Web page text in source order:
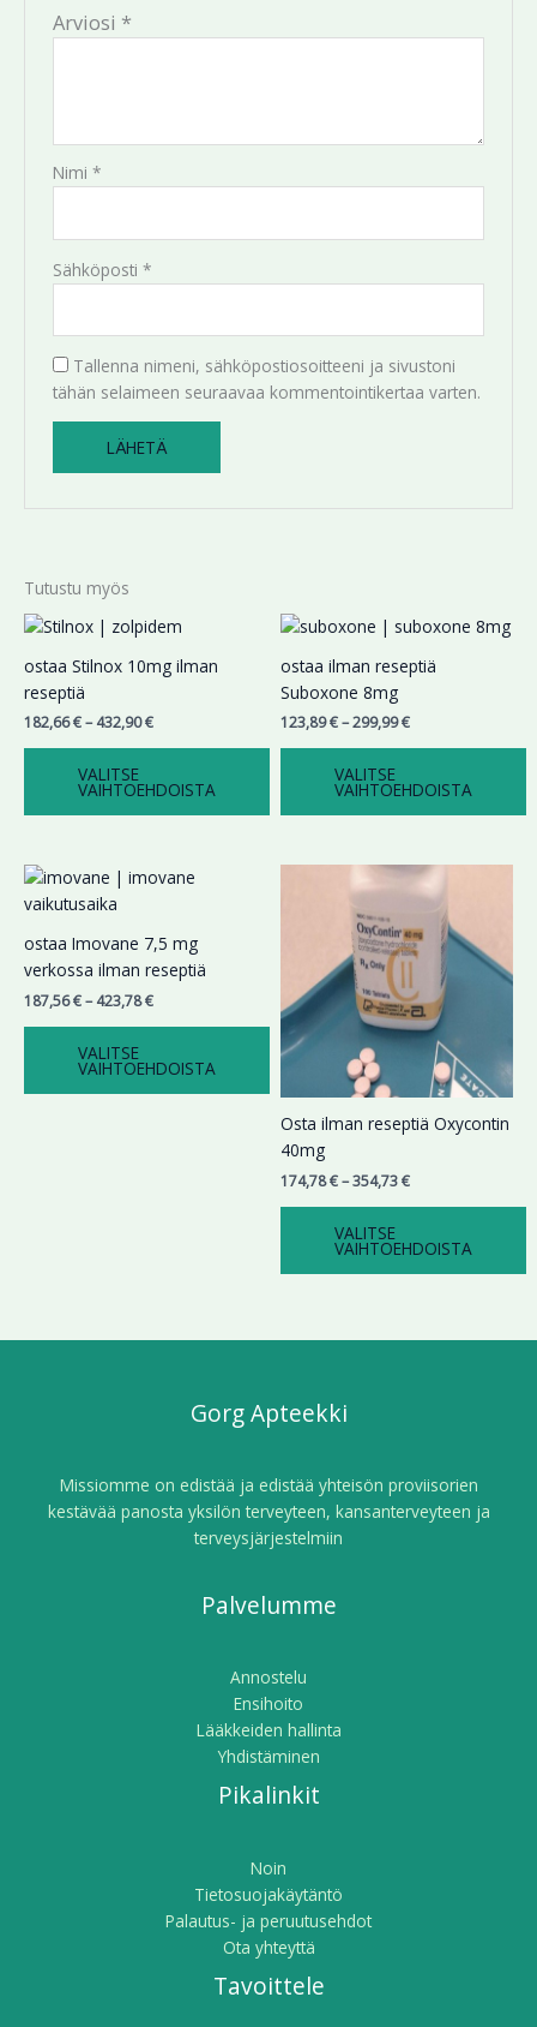
Arviosi *
Nimi *
Sähköposti *
Tallenna nimeni, sähköpostiosoitteeni ja sivustoni
tähän selaimeen seuraavaa kommentointikertaa varten.
Tutustu myös
ostaa Stilnox 10mg ilman
reseptiä
182,66€– 432,90€
Hintaluokka:
-
432,90 €
VALITSE
VAIHTOEHDOISTA
Tällä
on
useampi
muunnelma.
sivulla.
ostaa ilman reseptiä
Suboxone 8mg
123,89€–299,99€
Hintaluokka:
-
299,99 €
VALITSE
VAIHTOEHDOISTA
Tällä
on
useampi
muunnelma.
sivulla.
ostaa Imovane 7,5 mg
verkossa ilman reseptiä
187,56€– 423,78€
Hintaluokka:
VALITSE
VAIHTOEHDOISTA
Tällä
tuotteella
useampi
muunnelma.
Voit
valinnat
Osta ilman reseptiä Oxycontin
40mg
174,78€–354,73€
Hintaluokka:
174,78 €
354,73 €
VALITSE
VAIHTOEHDOISTA
useampi
muunnelma.
Voit
tehdä
valinnat
sivulla.
Gorg Apteekki
Missiomme on edistää ja edistää yhteisön proviisorien
kestävää panosta yksilön terveyteen, kansanterveyteen ja
terveysjärjestelmiin
Palvelumme
Annostelu
Ensihoito
Lääkkeiden hallinta
Yhdistäminen
Pikalinkit
Noin
Tietosuojakäytäntö
Palautus- ja peruutusehdot
Ota yhteyttä
Tavoittele